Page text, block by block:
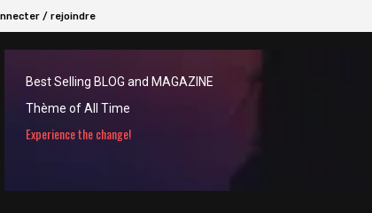
/ rejoindre
Best Selling BLOG and MAGAZINE
Thème of All Time
Experience the change!